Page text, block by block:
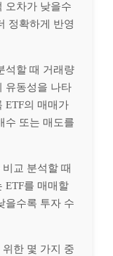
오차가 낮을수
정확하게 반영
석할 때 거래량
유동성을 나타
ETF의 매매가
수 또는 매도를
교 분석할 때
ETF를 매매할
을수록 투자 수
한 몇 가지 중